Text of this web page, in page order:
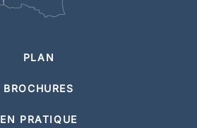
PLAN
BROCHURES
EN PRATIQUE